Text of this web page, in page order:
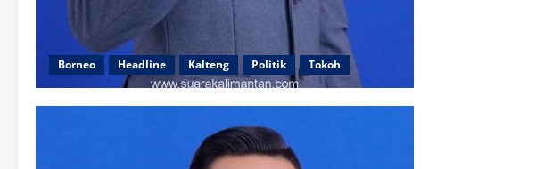
Borneo Headline Kalteng Politik Tokoh